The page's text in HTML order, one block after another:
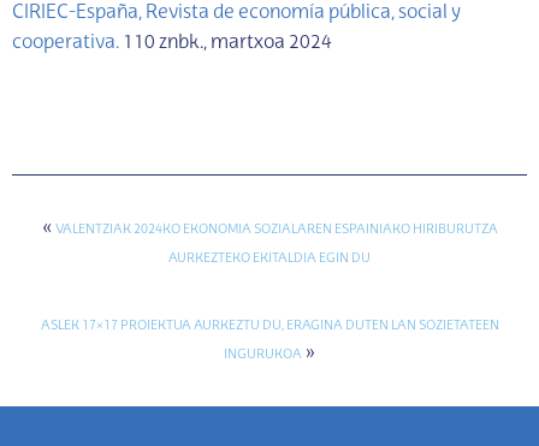
CIRIEC-España, Revista de economía pública, social y
cooperativa. 110 znbk., martxoa 2024
« VALENTZIAK 2024KO EKONOMIA SOZIALAREN ESPAINIAKO HIRIBURUTZA
AURKEZTEKO EKITALDIA EGIN DU
ASLEK 17×17 PROIEKTUA AURKEZTU DU, ERAGINA DUTEN LAN SOZIETATEEN
INGURUKOA »